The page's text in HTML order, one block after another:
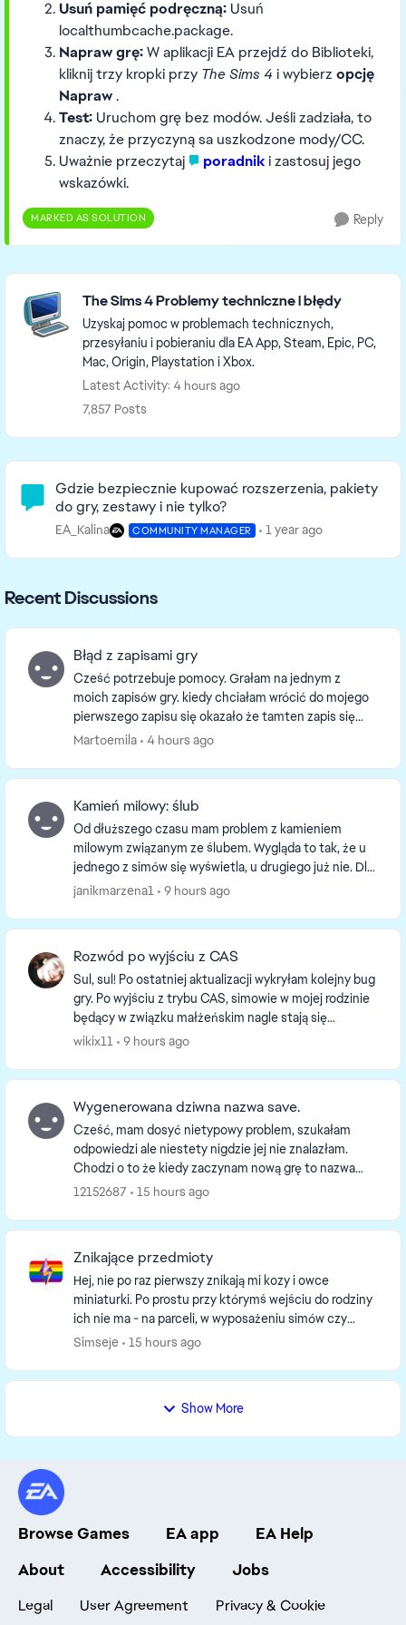
Usuń pamięć podręczną: Usuń
localthumbcache.package.
Napraw grę:W aplikacji EA przejdź do Biblioteki,
kliknij trzy kropki przy The Sims 4 i wybierz opcję
Napraw.
Test: Uruchom grę bez modów. Jeśli zadziała, to
znaczy, że przyczyną sa uszkodzone mody/CC.
Uważnie przeczytaj
poradnik i zastosuj jego
wskazówki.
MARKED AS SOLUTION Reply
Featured Places
The Sims 4 Problemy techniczne i błędy
Uzyskaj pomoc w problemach technicznych,
przesyłaniu i pobieraniu dla EA App, Steam, Epic, PC,
Mac, Origin, Playstation i Xbox.
Latest Activity: 4 hours ago
7,857 Posts
Community Highlights
Gdzie bezpiecznie kupować rozszerzenia, pakiety
do gry, zestawy i nie tylko?
EA_Kalina COMMUNITY MANAGER 1 year ago
Recent Discussions
Błąd z zapisami gry
Cześć potrzebuje pomocy. Grałam na jednym z
moich zapisów gry. kiedy chciałam wrócić do mojego
pierwszego zapisu się okazało że tamten zapis się
duplikował i jest pod nazwą mojego pierwszego zapisu
Martoemila 4 hours ago
Kamień milowy: ślub
Od dłuższego czasu mam problem z kamieniem
milowym związanym ze ślubem. Wygląda to tak, że u
jednego z simów się wyświetla, u drugiego już nie. Dla
porównania ten związany z rozwodem wyświetla się
janikmarzena1 9 hours ago
Rozwód po wyjściu z CAS
Sul, sul! Po ostatniej aktualizacji wykryłam kolejny bug
gry. Po wyjściu z trybu CAS, simowie w mojej rodzinie
będący w związku małżeńskim nagle stają się
związkiem partnerskim. Jedyna pozostająca o...
wikix11 9 hours ago
Wygenerowana dziwna nazwa save.
Cześć, mam dosyć nietypowy problem, szukałam
odpowiedzi ale niestety nigdzie jej nie znalazłam.
Chodzi o to że kiedy zaczynam nową grę to nazwa
save nie wygląda w ten sposób Slot_00000001.save
12152687 15 hours ago
Znikające przedmioty
Hej, nie po raz pierwszy znikają mi kozy i owce
miniaturki. Po prostu przy którymś wejściu do rodziny
ich nie ma - na parceli, w wyposażeniu simów czy
Simseje 15 hours ago
Show More
Browse Games EA app
EA Help
About
Accessibility Jobs
Legal User Agreement Privacy & Cookie